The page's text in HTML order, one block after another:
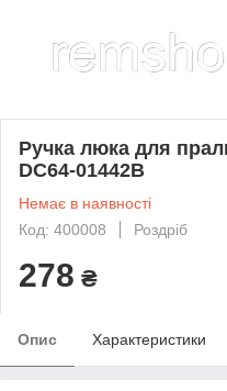
Ручка люка для
DC64-01442B
Немає в наявності
Код: 400008
Роздріб
278 ₴
Опис Характеристики